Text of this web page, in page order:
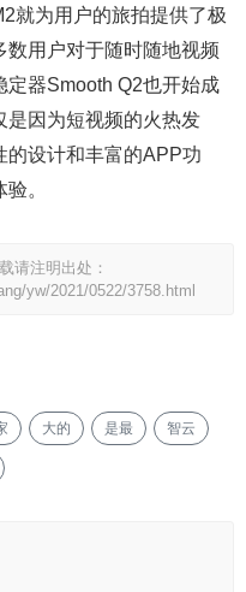
就为用户的旅拍提供了极
数用户对于随时随地视频
器Smooth Q2也开始成
是因为短视频的火热发
的设计和丰富的APP功
。
请注明出处：
yw/2021/0522/3758.html
大的 是最 智云